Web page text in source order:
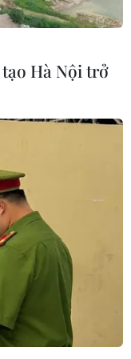
gia quân sự Nga với
luận việc
căn cứ quân sự
trực với Mỹ
00:06
Hà Nội trở